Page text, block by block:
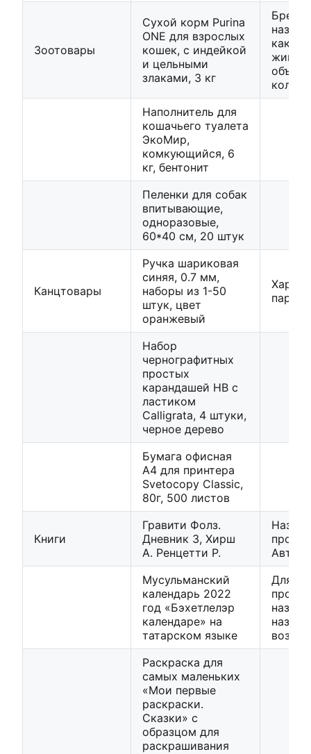
Зоотовары
Сухой корм Purina
ONE для взрослых
кошек, с индейкой
и цельными
злаками, 3 кг
Бренд,
какого
объем,
Наполнитель для
кошачьего туалета
ЭкоМир,
комкующийся, 6
кг, бентонит
Пеленки для собак
впитывающие,
одноразовые,
60*40 см, 20 штук
Канцтовары
Ручка шариковая
синяя, 0.7 мм,
наборы из 1-50
штук, цвет
оранжевый
Набор
чернографитных
простых
карандашей HB с
ластиком
Calligrata, 4 штуки,
черное дерево
Бумага офисная
А4 для принтера
Svetocopy Classic,
80г, 500 листов
Книги
Гравити Фолз.
Дневник 3, Хирш
А. Ренцетти Р.
Автор
Мусульманский
календарь 2022
год «Бэхетлелэр
календаре» на
татарском языке
Для
Раскраска для
самых маленьких
«Мои первые
раскраски.
Сказки» с
образцом для
раскрашивания